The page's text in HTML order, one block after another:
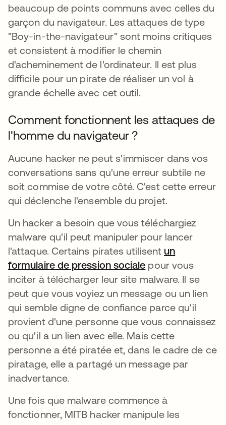
beaucoup de points communs avec celles du
garçon du navigateur. Les attaques de type
"Boy-in-the-navigateur" sont moins critiques
et consistent à modifier le chemin
d'acheminement de l'ordinateur. Il est plus
difficile pour un pirate de réaliser un vol à
grande échelle avec cet outil.
Comment fonctionnent les attaques de
l'homme du navigateur ?
Aucune hacker ne peut s'immiscer dans vos
conversations sans qu'une erreur subtile ne
soit commise de votre côté. C'est cette erreur
qui déclenche l'ensemble du projet.
Un hacker a besoin que vous téléchargiez
malware qu'il peut manipuler pour lancer
l'attaque. Certains pirates utilisentun
formulaire de pression sociale s’ouvre dans un
pour vous
inciter à télécharger leur site malware. Il se
peut que vous voyiez un message ou un lien
qui semble digne de confiance parce qu'il
provient d'une personne que vous connaissez
ou qu'il a un lien avec elle. Mais cette
personne a été piratée et, dans le cadre de ce
piratage, elle a partagé un message par
inadvertance.
Une fois que malware commence à
fonctionner, MITB hacker manipule les